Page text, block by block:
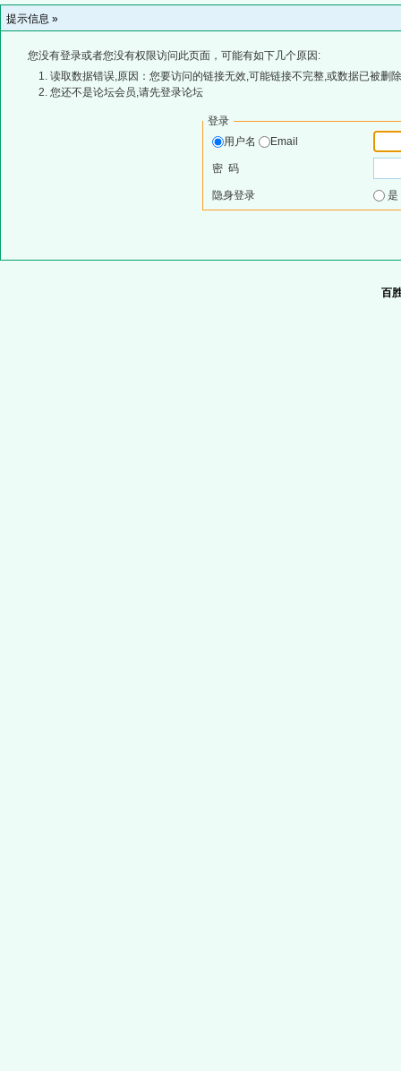
提示信息 »
您没有登录或者您没有权限访问此页面，可能有如下几个原因:
读取数据错误,原因：您要访问的链接无效,可能链接不完整,或数据已被删
您还不是论坛会员,请先登录论坛
登录
用户名
Email
密 码
隐身登录
百